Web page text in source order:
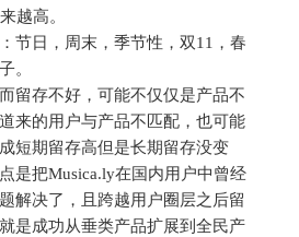
越高。
节日，周末，季节性，双11，春
。
留存不好，可能不仅仅是产品不
来的用户与产品不匹配，也可能
短期留存高但是长期留存没变
是把Musica.ly在国内用户中曾经
解决了，且跨越用户圈层之后留
是成功从垂类产品扩展到全民产